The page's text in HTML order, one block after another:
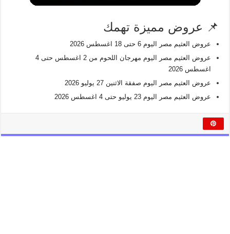
📌 عروض مميزة تهمك
عروض العثيم مصر اليوم 6 حتى 18 اغسطس 2026
عروض العثيم مصر اليوم مهرجان اللحوم من 2 اغسطس حتى 4
اغسطس 2026
عروض العثيم مصر اليوم صفقة الاثنين 27 يوليو 2026
عروض العثيم مصر اليوم 23 يوليو حتى 4 اغسطس 2026